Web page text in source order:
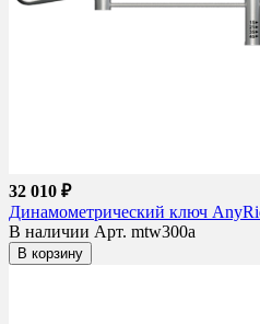
32 010 ₽
Динамометрический ключ
В наличии Арт. mtw300a
В корзину